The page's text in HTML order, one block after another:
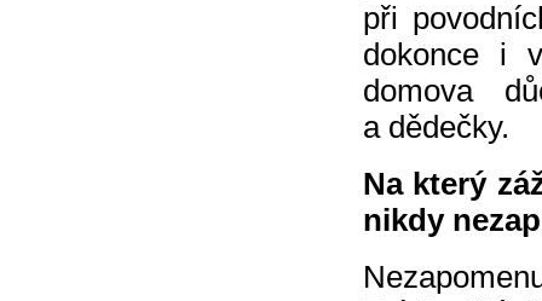
při
dokonce i
domova
a dědečky.
Na který
nikdy